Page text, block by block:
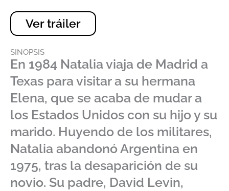
Ver tráiler
SINOPSIS
En 1984 Natalia viaja de Madrid a
Texas para visitar a su hermana
Elena, que se acaba de mudar a
los Estados Unidos con su hijo y su
marido. Huyendo de los militares,
Natalia abandonó Argentina en
1975, tras la desaparición de su
novio. Su padre, David Levin,